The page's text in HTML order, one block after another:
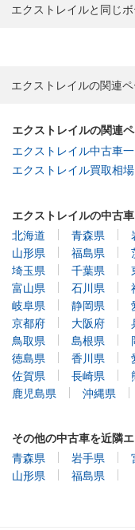
エクストレイルと同じ
エクストレイルの関連
エクストレイルの関連
エクストレイル中古車
エクストレイル買取相場
エクストレイルの中古
北海道
青森県
山形県
福島県
埼玉県
千葉県
富山県
石川県
岐阜県
静岡県
京都府
大阪府
鳥取県
島根県
徳島県
香川県
佐賀県
長崎県
鹿児島県
沖縄県
その他の中古車を近隣
青森県
岩手県
山形県
福島県